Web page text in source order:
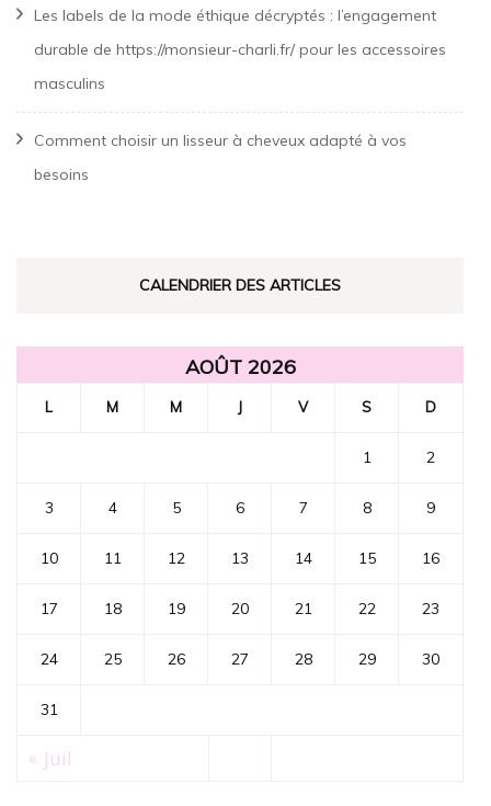
Les labels de la mode éthique décryptés : l’engagement
durable de https://monsieur-charli.fr/ pour les accessoires
masculins
Comment choisir un lisseur à cheveux adapté à vos
besoins
CALENDRIER DES ARTICLES
AOÛT 2026
L M M J V S D
1 2
3 4 5 6 7 8 9
10 11 12 13 14 15 16
17 18 19 20 21 22 23
24 25 26 27 28 29 30
31
« Juil